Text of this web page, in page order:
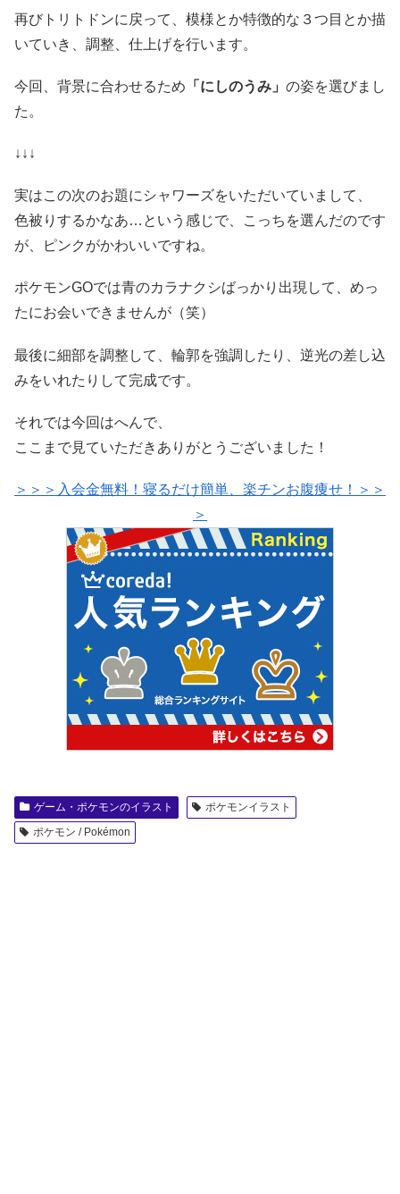
再びトリトドンに戻って、模様とか特徴的な３つ目とか描
いていき、調整、仕上げを行います。
今回、背景に合わせるため 「にしのうみ」 の姿を選びまし
た。
↓↓↓
実はこの次のお題にシャワーズをいただいていまして、
色被りするかなあ…という感じで、こっちを選んだのです
が、ピンクがかわいいですね。
ポケモンGOでは青のカラナクシばっかり出現して、めっ
たにお会いできませんが（笑）
最後に細部を調整して、輪郭を強調したり、逆光の差し込
みをいれたりして完成です。
それでは今回はへんで、
ここまで見ていただきありがとうございました！
＞＞＞入会金無料！寝るだけ簡単、楽チンお腹痩せ！＞＞
＞
ゲーム・ポケモンのイラスト
ポケモンイラスト
ポケモン / Pokémon